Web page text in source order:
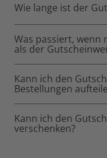
Wie lange ist der
Was passiert, wenn
als der
Kann ich den
Bestellungen
Kann ich den
verschenken?